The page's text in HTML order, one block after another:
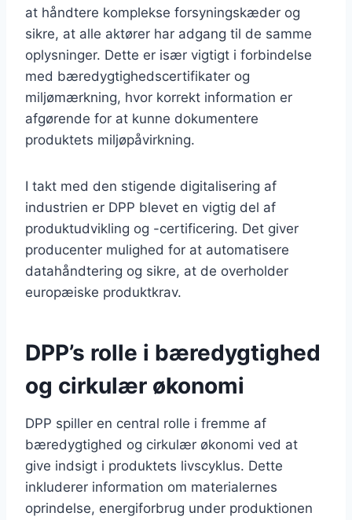
at håndtere komplekse forsyningskæder og
sikre, at alle aktører har adgang til de samme
oplysninger. Dette er især vigtigt i forbindelse
med bæredygtighedscertifikater og
miljømærkning, hvor korrekt information er
afgørende for at kunne dokumentere
produktets miljøpåvirkning.
I takt med den stigende digitalisering af
industrien er DPP blevet en vigtig del af
produktudvikling og -certificering. Det giver
producenter mulighed for at automatisere
datahåndtering og sikre, at de overholder
europæiske produktkrav.
DPP’s rolle i bæredygtighed
og cirkulær økonomi
DPP spiller en central rolle i fremme af
bæredygtighed og cirkulær økonomi ved at
give indsigt i produktets livscyklus. Dette
inkluderer information om materialernes
oprindelse, energiforbrug under produktionen